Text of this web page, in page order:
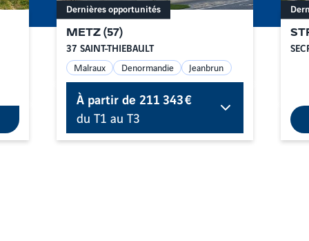
METZ (57)
37 SAINT-THIEBAULT
Dernières opportunités
Malraux Denormandie Jeanbrun
À partir de211 343 €
du T1 au T3